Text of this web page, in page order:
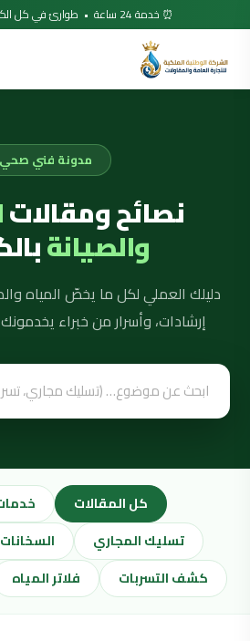
⏰ خدمة 24 ساعة • طوارئ في كل الكويت
مدونة فني صحي
نصائح ومقالات
والصيانة
دليلك العملي لكل ما يخصّ المياه
إرشادات، وأسرار من خبراء يخدمونك على
كل المقالات
تسليك المجاري
السخانات
كشف التسربات
فلاتر المياه